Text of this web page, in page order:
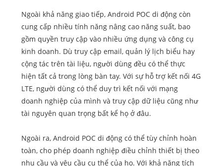
Ngoài khả năng giao tiếp, Android POC di động còn
cung cấp nhiều tính năng nâng cao năng suất, bao
gồm quyền truy cập vào nhiều ứng dụng và công cụ
kinh doanh. Dù truy cập email, quản lý lịch biểu hay
cộng tác trên tài liệu, người dùng đều có thể thực
hiện tất cả trong lòng bàn tay. Với sự hỗ trợ kết nối 4G
LTE, người dùng có thể duy trì kết nối với mạng
doanh nghiệp của mình và truy cập dữ liệu cũng như
tài nguyên quan trọng bất kể họ ở đâu.
Ngoài ra, Android POC di động có thể tùy chỉnh hoàn
toàn, cho phép doanh nghiệp điều chỉnh thiết bị theo
nhu cầu và yêu cầu cụ thể của họ. Với khả năng tích